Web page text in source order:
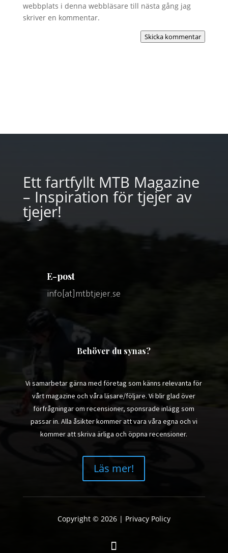
webbplats i denna webbläsare till nästa gång jag
skriver en kommentar.
Skicka kommentar
Ett fartfyllt MTB Magazine
– Inspiration för tjejer av
tjejer!
E-post
info[at]mtbtjejer.se
Behöver du synas?
Vi samarbetar gärna med företag som känns relevanta för
vårt magazine och våra läsare/följare. Vi blir glad över
förfrågningar om recensioner, sponsrade inlägg som
passar in. Alla åsikter kommer att vara våra egna och vi
kommer att skriva ärliga och öppna recensioner.
Läs mer!
Copyright © 2026 | Privacy Policy